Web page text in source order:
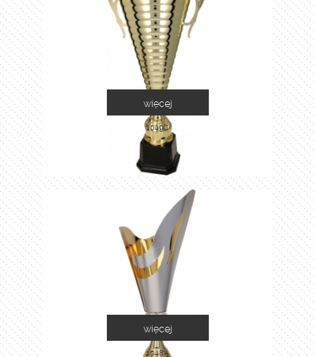
1049C
więcej
1048A
więcej